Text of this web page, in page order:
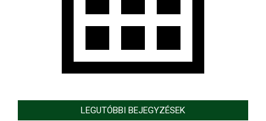
LEGUTÓBBI BEJEGYZÉSEK